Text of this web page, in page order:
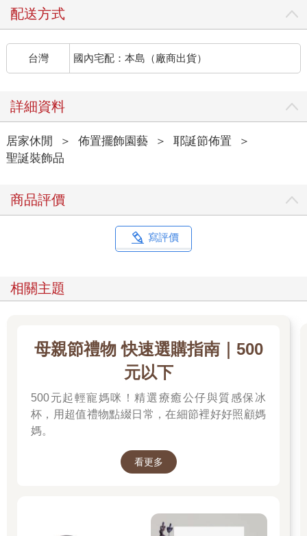
配送方式
台灣 國內宅配：本島（廠商出貨）
詳細資料
居家休閒 ＞ 佈置擺飾園藝 ＞ 耶誕節佈置
＞
聖誕裝飾品
商品評價
寫評價
相關主題
母親節禮物 快速選購指南｜500
元以下
500元起輕寵媽咪！精選療癒公仔與質感保冰
杯，用超值禮物點綴日常，在細節裡好好照顧媽
媽。
看更多